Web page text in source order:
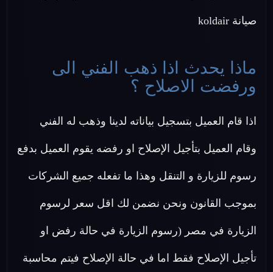
صيانة koldair
ماذا يحدث اذا ذهب الفني الى
ورفضت الاصلاح ؟
اذا قام العميل بتسجيل بياناته لدينا وذهب له الفني
وقام العميل بتأجيل الإصلاح او رفضه يقوم العميل بدفع
رسوم للزيارة و التنقل وهذا ما تفعله جميع الشركات
بموجب القانون ونحن نضمن لك اقل سعر لرسوم
الزيارة في مصر (رسوم الزيارة في حالة رفض او
تأجيل الإصلاح فقط اما في حالة الإصلاح فيتم محاسبة